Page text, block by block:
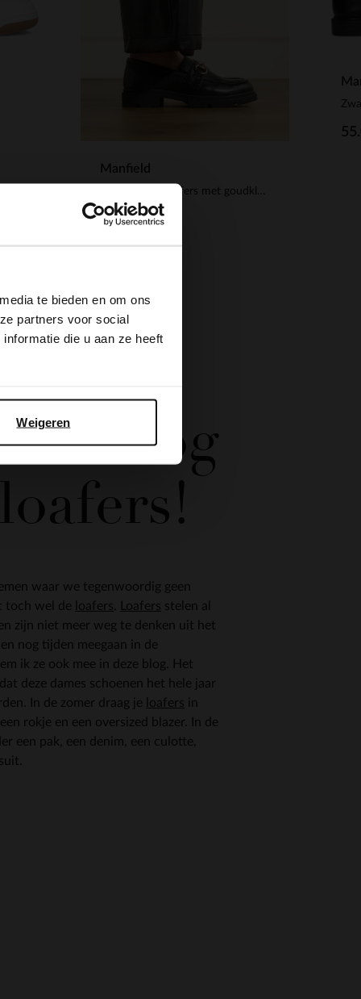
te bieden en om ons
partners voor social
die u aan ze heeft
Weigeren
Manfield
129.99
en nóg
waar we tegenwoordig geen
toch wel de
loafers Loafers stelen al
zijn niet meer weg te denken uit het
nog tijden meegaan in de
ik ze ook mee in deze blog. Het
deze dames schoenen het hele jaar
In de zomer draag je
loafers in
rokje en een oversized blazer. In de
een pak, een denim, een culotte,